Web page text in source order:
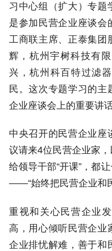
习中心组（扩大）专题
是参加民营企业座谈
工商联主席、正泰集团
辉，杭州宇树科技有
兴，杭州科百特过滤
民。这次专题学习的主
企业座谈会上的重要讲话
中央召开的民营企业座
议请来4位民营企业家
给领导干部“开课”，都
——“始终把民营企业和
重视和关心民营企业
高，用心倾听民营企业
企业排忧解难，善于和